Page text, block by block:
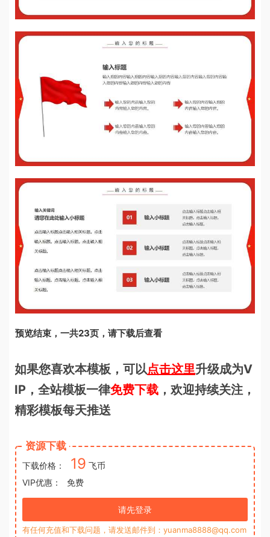
预览结束，一共23页，请下载后查看
如果您喜欢本模板，可以点击这里升级成为V
IP，全站模板一律免费下载 ，欢迎持续关注，
精彩模板每天推送
资源下载
下载价格： 19 飞币
VIP优惠：
免费
请先登录
有任何充值和下载问题，请发送邮件到：yuanma8888@qq.com